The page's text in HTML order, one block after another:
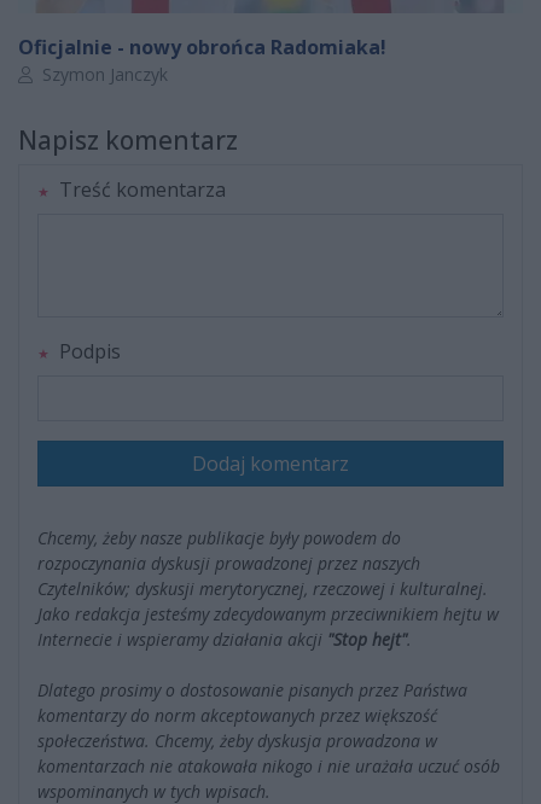
Oficjalnie - nowy obrońca Radomiaka!
Autor artykułu:
Szymon Janczyk
Napisz komentarz
Treść komentarza
Podpis
Dodaj komentarz
Chcemy, żeby nasze publikacje były powodem do
rozpoczynania dyskusji prowadzonej przez naszych
Czytelników; dyskusji merytorycznej, rzeczowej i kulturalnej.
Jako redakcja jesteśmy zdecydowanym przeciwnikiem hejtu w
Internecie i wspieramy działania akcji "Stop hejt".
Dlatego prosimy o dostosowanie pisanych przez Państwa
komentarzy do norm akceptowanych przez większość
społeczeństwa. Chcemy, żeby dyskusja prowadzona w
komentarzach nie atakowała nikogo i nie urażała uczuć osób
wspominanych w tych wpisach.